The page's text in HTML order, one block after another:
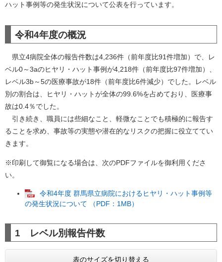
ハット事例等の発生状況について公表を行っています。
令和4年度の概況
県立4病院全体の報告件数は4,236件（前年度比91件増加）で、レ
ベル0～3aのヒヤリ・ハット事例が4,218件（前年度比97件増加）、
レベル3b～5の医療事故が18件（前年度比6件減少）でした。レベル
別の割合は、ヒヤリ・ハットが全体の99.6%を占めており、医療事
故は0.4％でした。
引き続き、職員には些細なこと、軽微なことでも積極的に報告す
ることを求め、事故等の実態や潜在的なリスクの把握に役立ててい
きます。
※印刷して御覧になる場合は、次のPDFファイルを御利用くださ
い。
令和4年度 群馬県立病院におけるヒヤリ・ハット事例等
の発生状況について （PDF：1MB）
1 レベル別報告件数
表のサイズを切り替える